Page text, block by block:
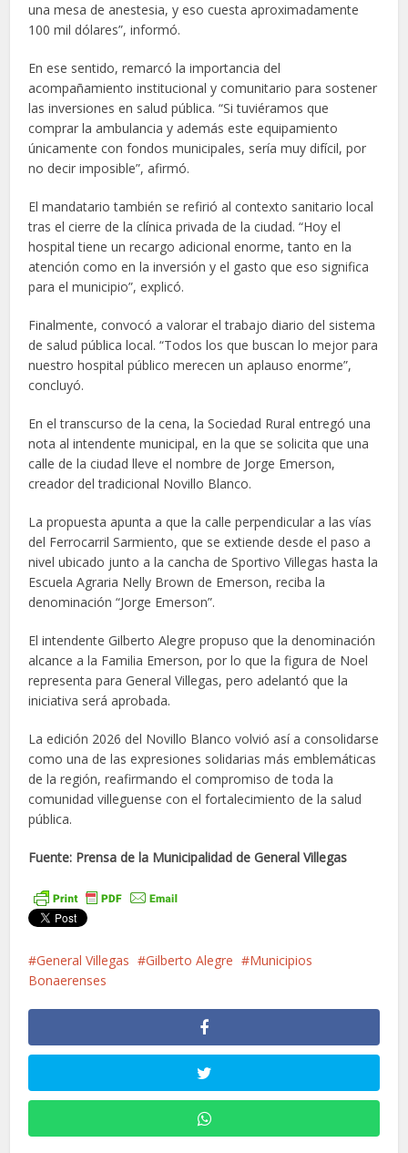
una mesa de anestesia, y eso cuesta aproximadamente
100 mil dólares”, informó.
En ese sentido, remarcó la importancia del
acompañamiento institucional y comunitario para sostener
las inversiones en salud pública. “Si tuviéramos que
comprar la ambulancia y además este equipamiento
únicamente con fondos municipales, sería muy difícil, por
no decir imposible”, afirmó.
El mandatario también se refirió al contexto sanitario local
tras el cierre de la clínica privada de la ciudad. “Hoy el
hospital tiene un recargo adicional enorme, tanto en la
atención como en la inversión y el gasto que eso significa
para el municipio”, explicó.
Finalmente, convocó a valorar el trabajo diario del sistema
de salud pública local. “Todos los que buscan lo mejor para
nuestro hospital público merecen un aplauso enorme”,
concluyó.
En el transcurso de la cena, la Sociedad Rural entregó una
nota al intendente municipal, en la que se solicita que una
calle de la ciudad lleve el nombre de Jorge Emerson,
creador del tradicional Novillo Blanco.
La propuesta apunta a que la calle perpendicular a las vías
del Ferrocarril Sarmiento, que se extiende desde el paso a
nivel ubicado junto a la cancha de Sportivo Villegas hasta la
Escuela Agraria Nelly Brown de Emerson, reciba la
denominación “Jorge Emerson”.
El intendente Gilberto Alegre propuso que la denominación
alcance a la Familia Emerson, por lo que la figura de Noel
representa para General Villegas, pero adelantó que la
iniciativa será aprobada.
La edición 2026 del Novillo Blanco volvió así a consolidarse
como una de las expresiones solidarias más emblemáticas
de la región, reafirmando el compromiso de toda la
comunidad villeguense con el fortalecimiento de la salud
pública.
Fuente: Prensa de la Municipalidad de General Villegas
General Villegas Gilberto Alegre
Municipios
Bonaerenses